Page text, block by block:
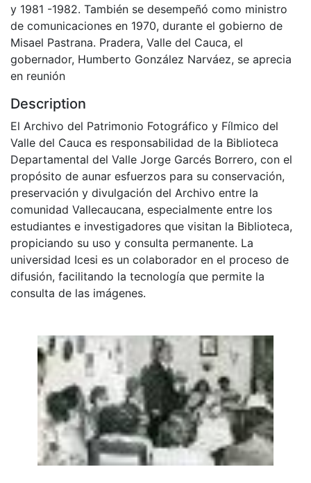
y 1981 -1982. También se desempeñó como ministro
de comunicaciones en 1970, durante el gobierno de
Misael Pastrana. Pradera, Valle del Cauca, el
gobernador, Humberto González Narváez, se aprecia
en reunión
Description
El Archivo del Patrimonio Fotográfico y Fílmico del
Valle del Cauca es responsabilidad de la Biblioteca
Departamental del Valle Jorge Garcés Borrero, con el
propósito de aunar esfuerzos para su conservación,
preservación y divulgación del Archivo entre la
comunidad Vallecaucana, especialmente entre los
estudiantes e investigadores que visitan la Biblioteca,
propiciando su uso y consulta permanente. La
universidad Icesi es un colaborador en el proceso de
difusión, facilitando la tecnología que permite la
consulta de las imágenes.